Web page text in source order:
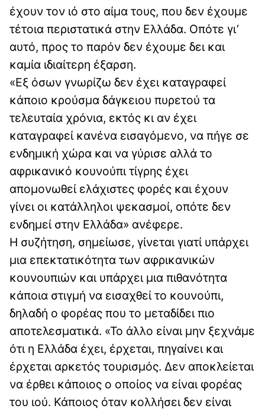
έχουν τον ιό στο αίμα τους, που δεν έχουμε
τέτοια περιστατικά στην Ελλάδα. Οπότε γι’
αυτό, προς το παρόν δεν έχουμε δει και
καμία ιδιαίτερη έξαρση.
«Εξ όσων γνωρίζω δεν έχει καταγραφεί
κάποιο κρούσμα δάγκειου πυρετού τα
τελευταία χρόνια, εκτός κι αν έχει
καταγραφεί κανένα εισαγόμενο, να πήγε σε
ενδημική χώρα και να γύρισε αλλά το
αφρικανικό κουνούπι τίγρης έχει
απομονωθεί ελάχιστες φορές και έχουν
γίνει οι κατάλληλοι ψεκασμοί, οπότε δεν
ενδημεί στην Ελλάδα» ανέφερε.
Η συζήτηση, σημείωσε, γίνεται γιατί υπάρχει
μια επεκτατικότητα των αφρικανικών
κουνουπιών και υπάρχει μια πιθανότητα
κάποια στιγμή να εισαχθεί το κουνούπι,
δηλαδή ο φορέας που το μεταδίδει πιο
αποτελεσματικά. «Το άλλο είναι μην ξεχνάμε
ότι η Ελλάδα έχει, έρχεται, πηγαίνει και
έρχεται αρκετός τουρισμός. Δεν αποκλείεται
να έρθει κάποιος ο οποίος να είναι φορέας
του ιού. Κάποιος όταν κολλήσει δεν είναι